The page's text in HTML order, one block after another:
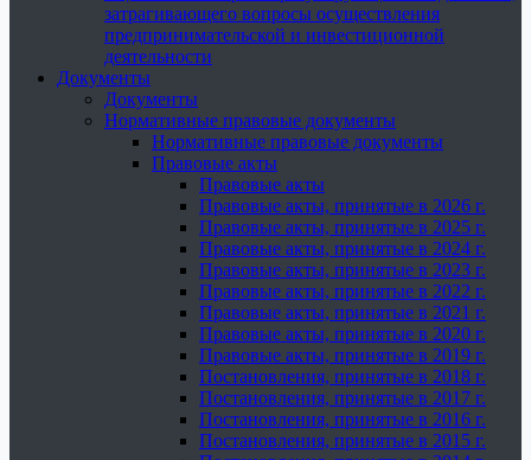
затрагивающего вопросы осуществления
предпринимательской и инвестиционной
деятельности
Документы
Документы
Нормативные правовые документы
Нормативные правовые документы
Правовые акты
Правовые акты
Правовые акты, принятые в 2026 г.
Правовые акты, принятые в 2025 г.
Правовые акты, принятые в 2024 г.
Правовые акты, принятые в 2023 г.
Правовые акты, принятые в 2022 г.
Правовые акты, принятые в 2021 г.
Правовые акты, принятые в 2020 г.
Правовые акты, принятые в 2019 г.
Постановления, принятые в 2018 г.
Постановления, принятые в 2017 г.
Постановления, принятые в 2016 г.
Постановления, принятые в 2015 г.